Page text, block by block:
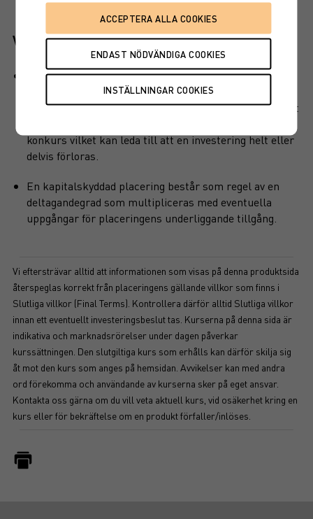
Viktiga egenskaper
Produkten har ett visst kapitalskydd, dvs en del av det
investerade kapitalet är skyddat vid löptidens slut. Det
finns en kreditrisk i placeringen som är beroende av att
konkurs vilket kan leda till att en investering helt eller
delvis förloras.
En kapitalskyddad placering består som regel av en
deltagandegrad som multipliceras med eventuella
uppgångar för placeringens underliggande tillgång.
Vi eftersträvar alltid att informationen som visas på denna produktsida
återspeglas korrekt från placeringens gällande villkor som finns i
Slutliga villkor (Final Terms). Kontrollera därför alltid Slutliga villkor
innan ett eventuellt investeringsbeslut tas. Kurserna på denna sida är
indikativa och marknadsrörelser under dagen påverkar
kurssättningen. Den slutgiltiga kurs som erhålls kan därför skilja sig
åt mot den kurs som anges på hemsidan. Avvikelser kan med andra
ord förekomma och användande av kurserna sker på eget ansvar.
Kontakta oss gärna om du vill veta aktuell kurs, vid osäkerhet kring en
kurs eller för bekräftelse om en produkt förfaller/inlöses.